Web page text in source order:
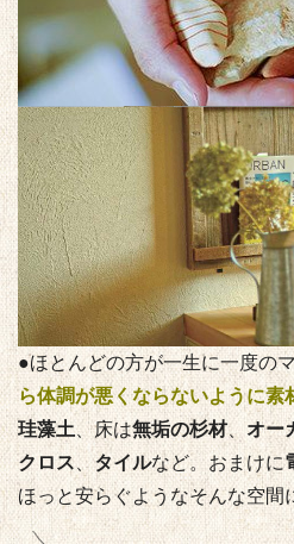
●ほとんどの方が一生に一度の
ら体調が悪くならないように素
珪藻土、床は無垢の杉材、 オー
クロス、タイルなど。おまけに
ほっと安らぐようなそんな空間